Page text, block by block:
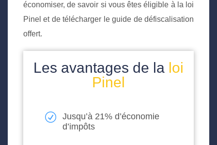
économiser, de savoir si vous êtes éligible à la loi
Pinel et de télécharger le guide de défiscalisation
offert.
Les avantages de la loi
Pinel
Jusqu’à 21% d’économie
d’impôts